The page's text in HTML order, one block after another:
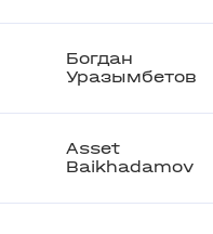
Богдан
Уразымбетов
Asset
Baikhadamov